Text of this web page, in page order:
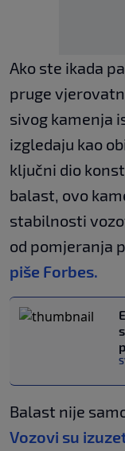
Ako ste ikada
pruge
sivog kamenja
izgledaju kao
ključni dio
balast, ovo
stabilnosti
od pomjeranja
piše Forbes.
Balast nije
Vozovi su